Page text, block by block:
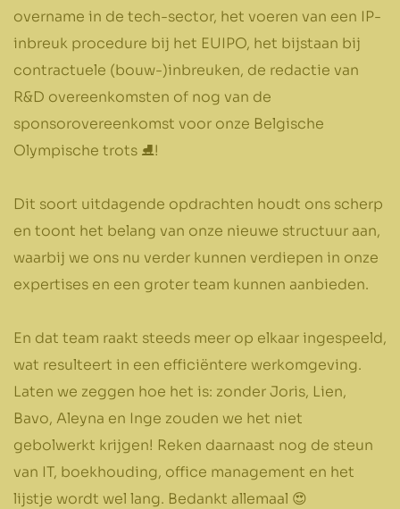
overname in de tech-sector, het voeren van een IP-
inbreuk procedure bij het EUIPO, het bijstaan bij
contractuele (bouw-)inbreuken, de redactie van
R&D overeenkomsten of nog van de
sponsorovereenkomst voor onze Belgische
Olympische trots ⛸️!
Dit soort uitdagende opdrachten houdt ons scherp
en toont het belang van onze nieuwe structuur aan,
waarbij we ons nu verder kunnen verdiepen in onze
expertises en een groter team kunnen aanbieden.
En dat team raakt steeds meer op elkaar ingespeeld,
wat resulteert in een efficiëntere werkomgeving.
Laten we zeggen hoe het is: zonder Joris, Lien,
Bavo, Aleyna en Inge zouden we het niet
gebolwerkt krijgen! Reken daarnaast nog de steun
van IT, boekhouding, office management en het
lijstje wordt wel lang. Bedankt allemaal 😍